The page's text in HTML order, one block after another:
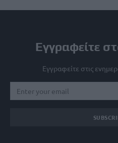
Εγγραφείτε
Εγγραφείτε στις